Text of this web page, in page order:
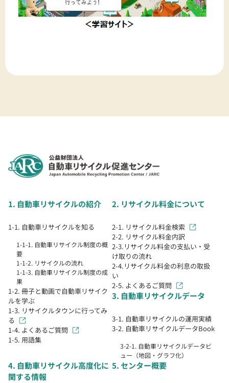
1. 自動車リサイクルの紹介
1-1. 自動車リサイクルを知る
1-1-1. 自動車リサイクル制度の概
要
1-1-2. リサイクルの流れ
1-1-3. 自動車リサイクル制度の成
果
1-2. 冊子と動画で自動車リサイク
ルを学ぶ
1-3. リサイクルタウンに行ってみ
る
1-4. よくあるご質問
1-5. 用語集
2. リサイクル料金について
2-1. リサイクル料金検索
2-2. リサイクル料金内訳
2-3.リサイクル料金の支払い・受
け取りの流れ
2-4.リサイクル料金の利息の取扱
い
2-5. よくあるご質問
3. 自動車リサイクルデータ
3-1. 自動車リサイクルの運用実績
3-2. 自動車リサイクルデータBook
3-2-1. 自動車リサイクルデータビ
ュー（地図・グラフ化）
4. 自動車リサイクル高度化に
関する情報
5. センター概要